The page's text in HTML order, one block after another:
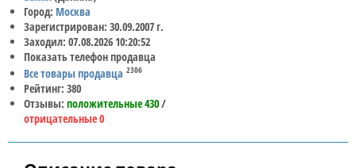
Город: Москва
Зарегистрирован: 30.09.2007 г.
Заходил: 07.08.2026 10:20:52
Показать телефон продавца
Все товары продавца 2306
Рейтинг: 380
Отзывы: положительные 430/
отрицательные 0